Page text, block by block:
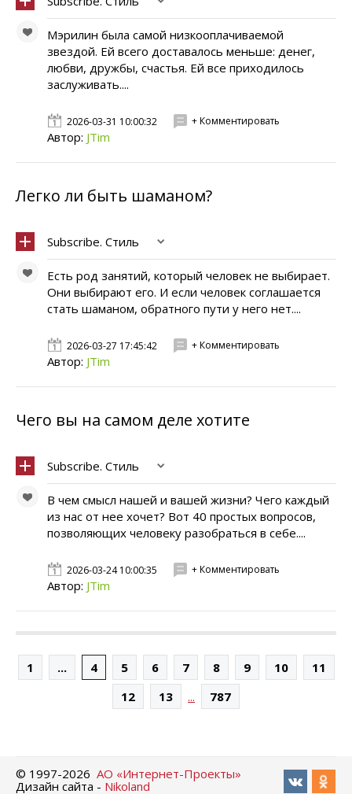
Мэрилин была самой низкооплачиваемой
звездой. Ей всего доставалось меньше: денег,
любви, дружбы, счастья. Ей все приходилось
заслуживать....
2026-03-31 10:00:32 + Комментировать
Автор: JTim
Легко ли быть шаманом?
Subscribe. Стиль
Есть род занятий, который человек не выбирает.
Они выбирают его. И если человек соглашается
стать шаманом, обратного пути у него нет....
2026-03-27 17:45:42 + Комментировать
Автор: JTim
Чего вы на самом деле хотите
Subscribe. Стиль
В чем смысл нашей и вашей жизни? Чего каждый
из нас от нее хочет? Вот 40 простых вопросов,
позволяющих человеку разобраться в себе....
2026-03-24 10:00:35 + Комментировать
Автор: JTim
1 ... 4 5 6 7 8 9 10
11
12
13 ... 787
© 1997-2026 АО «Интернет-Проекты»
Дизайн сайта - Nikoland